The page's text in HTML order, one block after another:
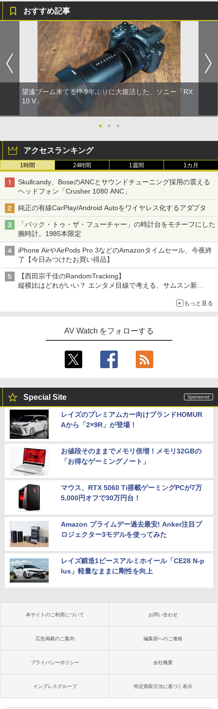
おすすめ記事
望遠ブーム来てる!? 9年ぶりに大復活した、ソニー「RX
10 V」
● ● ●
アクセスランキング
1時間 24時間 1週間 1カ月
Skullcandy、BoseのANCとサウンドチューニング採用の震える
ヘッドフォン「Crusher 1080 ANC」
純正の有線CarPlay/Android Autoをワイヤレス化するアダプタ
「バック・トゥ・ザ・フューチャー」の時計台をモチーフにした
腕時計。1985本限定
iPhone AirやAirPods Pro 3などのAmazonタイムセール、今夜終
了【今日みつけたお買い得品】
【西田宗千佳のRandomTracking】
縦横比はどれがいい？ エンタメ目線で考える、サムスン新
もっと見る
AV Watch をフォローする
Special Site
レイズのプレミアムカー向けブランドHOMUR
Aから「2×9R」が登場！
お値段そのままでメモリ倍増！メモリ32GBの
「お得なゲーミングノート」
マウス、RTX 5060 Ti搭載ゲーミングPCが7万
5,000円オフで30万円台！
Amazon プライムデー過去最安! Anker注目プ
ロジェクター3モデルを使ってみた
レイズ鍛造1ピースアルミホイール「CE28 N-p
lus」軽量なままに剛性を向上
本サイトのご利用について お問い合わせ
広告掲載のご案内 編集部へのご連絡
プライバシーポリシー 会社概要
インプレスグループ 特定商取引法に基づく表示